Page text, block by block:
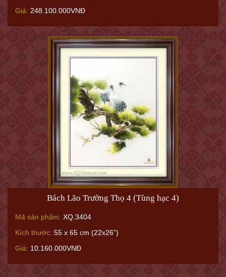
Giá: 248.100.000VNĐ
Bách Lão Trường Thọ 4 (Tùng hạc 4)
Mã sản phẩm: XQ.3404
Kích thước: 55 x 65 cm (22x26”)
Giá: 10.160.000VNĐ